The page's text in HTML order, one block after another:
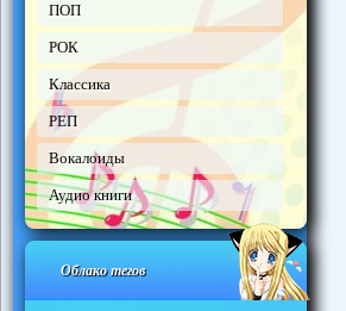
ПОП
РОК
Классика
РЕП
Вокалоиды
Аудио книги
Облако тегов